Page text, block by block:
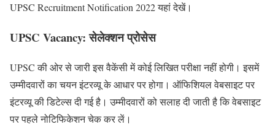
UPSC Recruitment Notification 2022 यहां देखें।
UPSC Vacancy: सेलेक्शन प्रोसेस
UPSC की ओर से जारी इस वैकेंसी में कोई लिखित परीक्षा नहीं होगी। इसमें
उम्मीदवारों का चयन इंटरव्यू के आधार पर होगा। ऑफिशियल वेबसाइट पर
इंटरव्यू की डिटेल्स दी गई है। उम्मीदवारों को सलाह दी जाती है कि वेबसाइट
पर पहले नोटिफिकेशन चेक कर लें।